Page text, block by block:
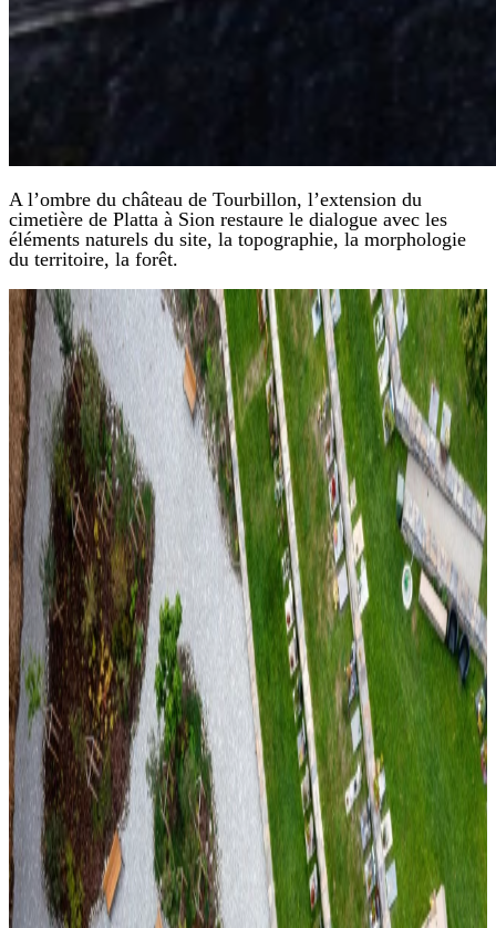
A l’ombre du château de Tourbillon, l’extension du
cimetière de Platta à Sion restaure le dialogue avec les
éléments naturels du site, la topographie, la morphologie
du territoire, la forêt.